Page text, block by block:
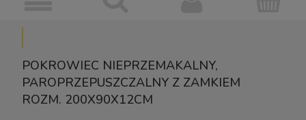
POKROWIEC NIEPRZEMAKALNY,
PAROPRZEPUSZCZALNY Z ZAMKIEM
ROZM. 200X90X12CM